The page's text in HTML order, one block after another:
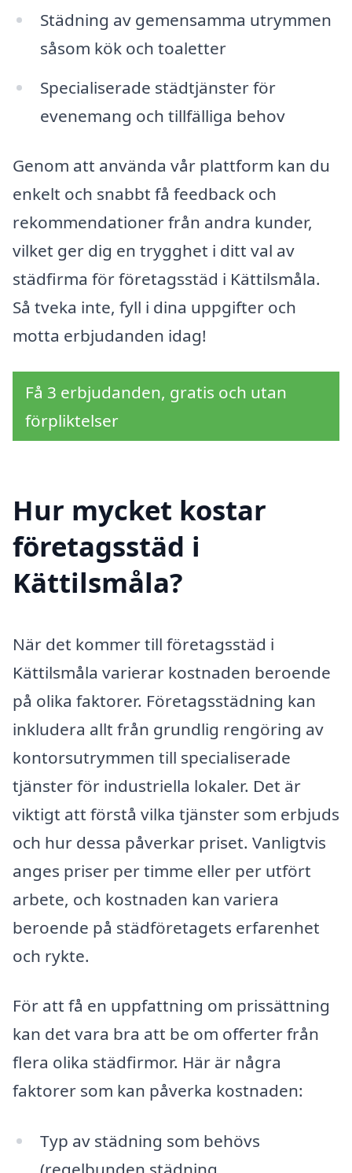
Städning av gemensamma utrymmen
såsom kök och toaletter
Specialiserade städtjänster för
evenemang och tillfälliga behov
Genom att använda vår plattform kan du
enkelt och snabbt få feedback och
rekommendationer från andra kunder,
vilket ger dig en trygghet i ditt val av
städfirma för företagsstäd i Kättilsmåla.
Så tveka inte, fyll i dina uppgifter och
motta erbjudanden idag!
Få 3 erbjudanden, gratis och utan
förpliktelser
Hur mycket kostar
företagsstäd i
Kättilsmåla?
När det kommer till företagsstäd i
Kättilsmåla varierar kostnaden beroende
på olika faktorer. Företagsstädning kan
inkludera allt från grundlig rengöring av
kontorsutrymmen till specialiserade
tjänster för industriella lokaler. Det är
viktigt att förstå vilka tjänster som erbjuds
och hur dessa påverkar priset. Vanligtvis
anges priser per timme eller per utfört
arbete, och kostnaden kan variera
beroende på städföretagets erfarenhet
och rykte.
För att få en uppfattning om prissättning
kan det vara bra att be om offerter från
flera olika städfirmor. Här är några
faktorer som kan påverka kostnaden:
Typ av städning som behövs